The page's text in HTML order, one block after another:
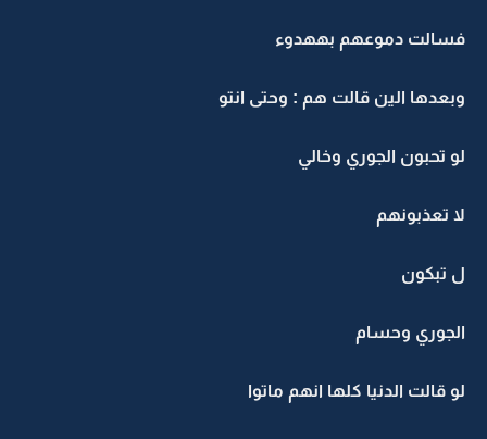
فسالت دموعهم بههدوء
وبعدها الين قالت هم : وحتى انتو
لو تحبون الجوري وخالي
لا تعذبونهم
ل تبكون
الجوري وحسام
لو قالت الدنيا كلها انهم ماتوا